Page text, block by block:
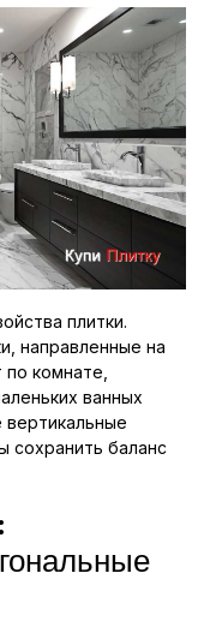
плитки.
направленные на
комнате,
ванных
сохранить баланс